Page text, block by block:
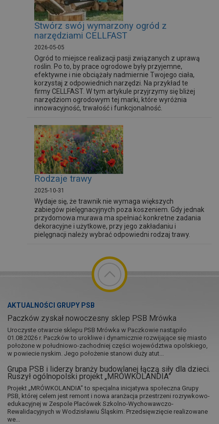
Stwórz swój wymarzony ogród z
narzędziami CELLFAST
2026-05-05
Ogród to miejsce realizacji pasji związanych z uprawą
roślin. Po to, by prace ogrodowe były przyjemne,
efektywne i nie obciążały nadmiernie Twojego ciała,
korzystaj z odpowiednich narzędzi. Na przykład te
firmy CELLFAST. W tym artykule przyjrzymy się bliżej
narzędziom ogrodowym tej marki, które wyróżnia
innowacyjność, trwałość i funkcjonalność.
Rodzaje trawy
2025-10-31
Wydaje się, że trawnik nie wymaga większych
zabiegów pielęgnacyjnych poza koszeniem. Gdy jednak
przydomowa murawa ma spełniać konkretne zadania
dekoracyjne i użytkowe, przy jego zakładaniu i
pielęgnacji należy wybrać odpowiedni rodzaj trawy.
AKTUALNOŚCI GRUPY PSB
Paczków zyskał nowoczesny sklep PSB Mrówka
Uroczyste otwarcie sklepu PSB Mrówka w Paczkowie nastąpiło
01.08.2026 r. Paczków to urokliwe i dynamicznie rozwijające się miasto
położone w południowo-zachodniej części województwa opolskiego,
w powiecie nyskim. Jego położenie stanowi duży atut...
Grupa PSB i liderzy branży budowlanej łączą siły dla dzieci.
Ruszył ogólnopolski projekt „MRÓWKOLANDIA”
Projekt „MRÓWKOLANDIA” to specjalna inicjatywa społeczna Grupy
PSB, której celem jest remont i nowa aranżacja przestrzeni rozrywkowo-
edukacyjnej w Zespole Placówek Szkolno-Wychowawczo-
Rewalidacyjnych w Wodzisławiu Śląskim. Przedsięwzięcie realizowane
we...